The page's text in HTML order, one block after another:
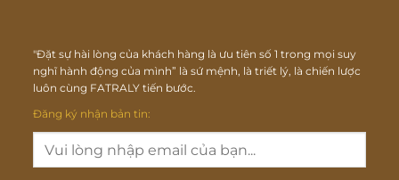
"Đặt sự hài lòng của khách hàng là ưu tiên số 1 trong mọi suy
nghĩ hành động của mình” là sứ mệnh, là triết lý, là chiến lược
luôn cùng FATRALY tiến bước.
Đăng ký nhận bản tin: